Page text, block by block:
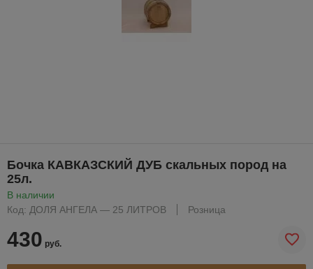
Бочка КАВКАЗСКИЙ ДУБ скальных пород на
25л.
В наличии
Код: ДОЛЯ АНГЕЛА — 25 ЛИТРОВ
Розница
430 руб.